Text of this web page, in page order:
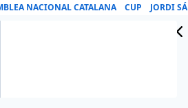
NACIONAL CATALANA CUP JORDI